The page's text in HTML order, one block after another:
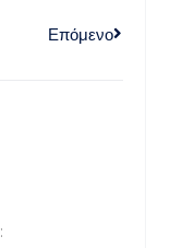
Επόμενο